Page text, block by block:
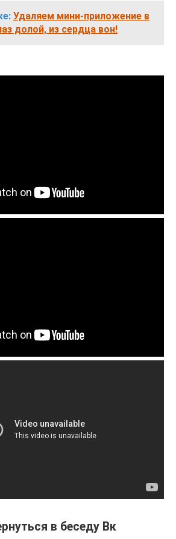
Удаляем мини-приложение в
долой, из сердца вон!
в беседу Вк